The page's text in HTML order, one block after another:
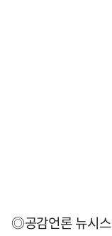
◎공감언론 뉴시스